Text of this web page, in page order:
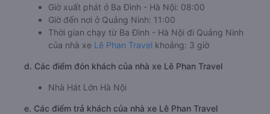
Giờ xuất phát ở Ba Đình - Hà Nội: 08:00
Giờ đến nơi ở Quảng Ninh: 11:00
Thời gian chạy từ Ba Đình - Hà Nội đi Quảng Ninh
của nhà xe Lê Phan Travel khoảng: 3 giờ
d. Các điểm đón khách của nhà xe Lê Phan Travel
Nhà Hát Lớn Hà Nội
e. Các điểm trả khách của nhà xe Lê Phan Travel